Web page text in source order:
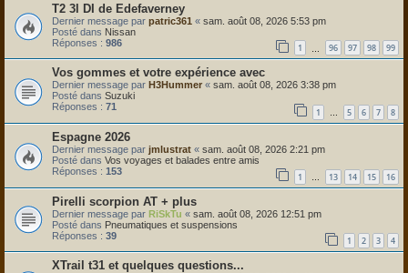
T2 3l DI de Edefaverney
Dernier message par patric361 « sam. août 08, 2026 5:53 pm
Posté dans Nissan
Réponses : 986 1 96 97 98 99
Vos gommes et votre expérience avec
Dernier message par H3Hummer « sam. août 08, 2026 3:38 pm
Posté dans Suzuki
Réponses : 71 1 … 5 6 7 8
Espagne 2026
Dernier message par jmlustrat « sam. août 08, 2026 2:21 pm
Posté dans Vos voyages et balades entre amis
Réponses : 153 1 … 13 14 15 16
Pirelli scorpion AT + plus
Dernier message par RiSkTu « sam. août 08, 2026 12:51 pm
Posté dans Pneumatiques et suspensions
Réponses : 39 1 2 3 4
XTrail t31 et quelques questions...